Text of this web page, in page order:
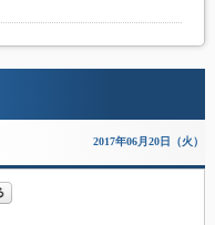
2017年06月20日（火）